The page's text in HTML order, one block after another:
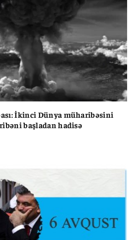
İkinci Dünya müharibəsini
başladan hadisə